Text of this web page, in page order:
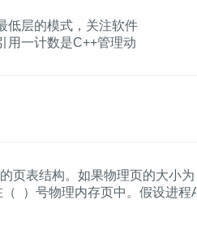
低层的模式，关注软件
用一计数是C++管理动
页表结构。如果物理页的大小为
）号物理内存页中。假设进程A